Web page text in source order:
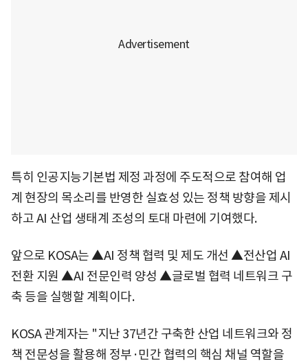
특히 인공지능기본법 제정 과정에 주도적으로 참여해 업
계 현장의 목소리를 반영한 실효성 있는 정책 방향을 제시
하고 AI 산업 생태계 조성의 토대 마련에 기여했다.
앞으로 KOSA는 ▲AI 정책 협력 및 제도 개선 ▲전산업 AI
전환 지원 ▲AI 전문인력 양성 ▲글로벌 협력 네트워크 구
축 등을 실행할 계획이다.
KOSA 관계자는 "지난 37년간 구축한 산업 네트워크와 정
책 전문성을 활용해 정부·민간 협력의 핵심 채널 역할을